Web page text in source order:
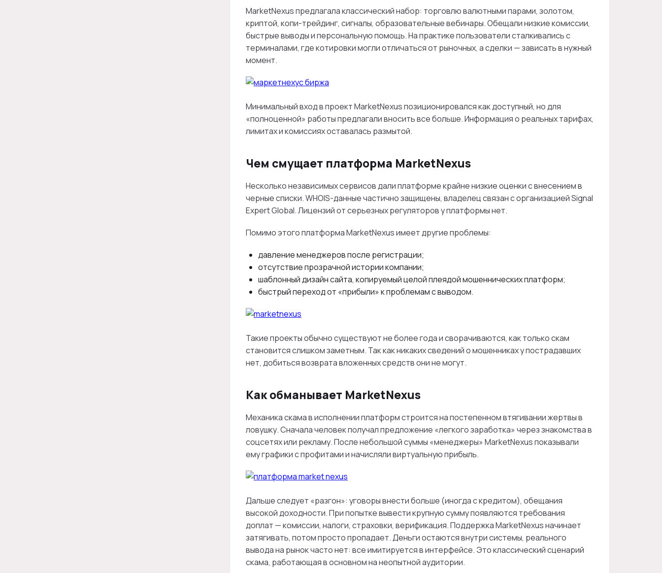
MarketNexus предлагала классический набор: торговлю валютными парами, золотом,
криптой, копи-трейдинг, сигналы, образовательные вебинары. Обещали низкие комиссии,
быстрые выводы и персональную помощь. На практике пользователи сталкивались с
терминалами, где котировки могли отличаться от рыночных, а сделки — зависать в нужный
момент.
Минимальный вход в проект MarketNexus позиционировался как доступный, но для
«полноценной» работы предлагали вносить все больше. Информация о реальных тарифах,
лимитах и комиссиях оставалась размытой.
Чем смущает платформа MarketNexus
Несколько независимых сервисов дали платформе крайне низкие оценки с внесением в
черные списки. WHOIS-данные частично защищены, владелец связан с организацией Signal
Expert Global. Лицензий от серьезных регуляторов у платформы нет.
Помимо этого платформа MarketNexus имеет другие проблемы:
давление менеджеров после регистрации;
отсутствие прозрачной истории компании;
шаблонный дизайн сайта, копируемый целой плеядой мошеннических платформ;
быстрый переход от «прибыли» к проблемам с выводом.
Такие проекты обычно существуют не более года и сворачиваются, как только скам
становится слишком заметным. Так как никаких сведений о мошенниках у пострадавших
нет, добиться возврата вложенных средств они не могут.
Как обманывает MarketNexus
Механика скама в исполнении платформ строится на постепенном втягивании жертвы в
ловушку. Сначала человек получал предложение «легкого заработка» через знакомства в
соцсетях или рекламу. После небольшой суммы «менеджеры» MarketNexus показывали
ему графики с профитами и начисляли виртуальную прибыль.
Дальше следует «разгон»: уговоры внести больше (иногда с кредитом), обещания
высокой доходности. При попытке вывести крупную сумму появляются требования
доплат — комиссии, налоги, страховки, верификация. Поддержка MarketNexus начинает
затягивать, потом просто пропадает. Деньги остаются внутри системы, реального
вывода на рынок часто нет: все имитируется в интерфейсе. Это классический сценарий
скама, работающая в основном на неопытной аудитории.